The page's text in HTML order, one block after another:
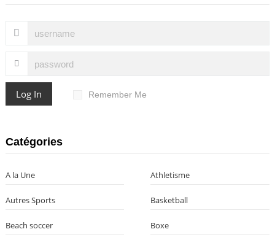
Log In Remember Me
Catégories
A la Une Athletisme
Autres Sports Basketball
Beach soccer Boxe